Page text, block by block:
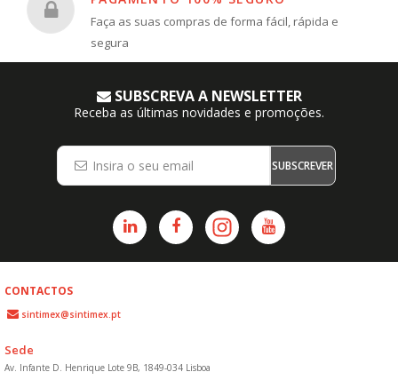
Faça as suas compras de forma fácil, rápida e
segura
SUBSCREVA A NEWSLETTER
Receba as últimas novidades e promoções.
SUBSCREVER
CONTACTOS
sintimex@sintimex.pt
Sede
Av. Infante D. Henrique Lote 9B, 1849-034 Lisboa